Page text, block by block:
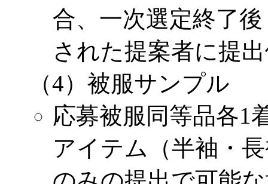
合、一次選定終了
された提案者に提
（4）被服サンプル
応募被服同等品各1
アイテム（半袖・